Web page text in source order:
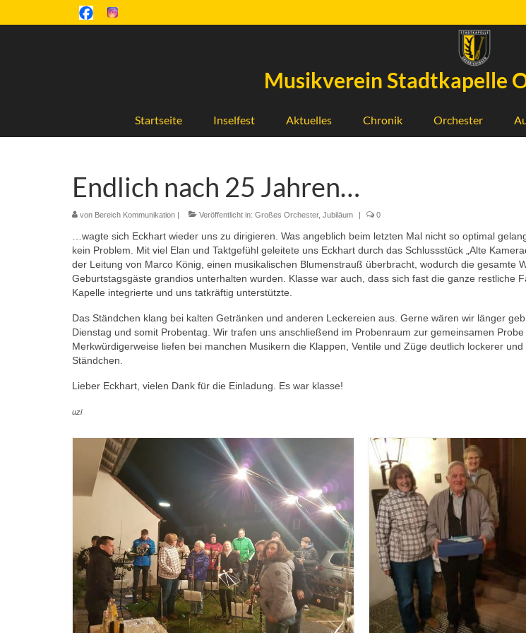
Musikverein Stadtkapelle
Startseite Inselfest Aktuelles Chronik Orchester
Endlich nach 25 Jahren…
von Bereich Kommunikation | Veröffentlicht in: Großes Orchester, Jubiläum | 0
…wagte sich Eckhart wieder uns zu dirigieren. Was angeblich beim letzten Mal nicht so optimal
kein Problem. Mit viel Elan und Taktgefühl geleitete uns Eckhart durch das Schlussstück „Alte
der Leitung von Marco König, einen musikalischen Blumenstrauß überbracht, wodurch die gesamte
Geburtstagsgäste grandios unterhalten wurden. Klasse war auch, dass sich fast die ganze restliche
Kapelle integrierte und uns tatkräftig unterstützte.
Das Ständchen klang bei kalten Getränken und anderen Leckereien aus. Gerne wären wir länger
Dienstag und somit Probentag. Wir trafen uns anschließend im Probenraum zur gemeinsamen
Merkwürdigerweise liefen bei manchen Musikern die Klappen, Ventile und Züge deutlich lockerer
Ständchen.
Lieber Eckhart, vielen Dank für die Einladung. Es war klasse!
uzi